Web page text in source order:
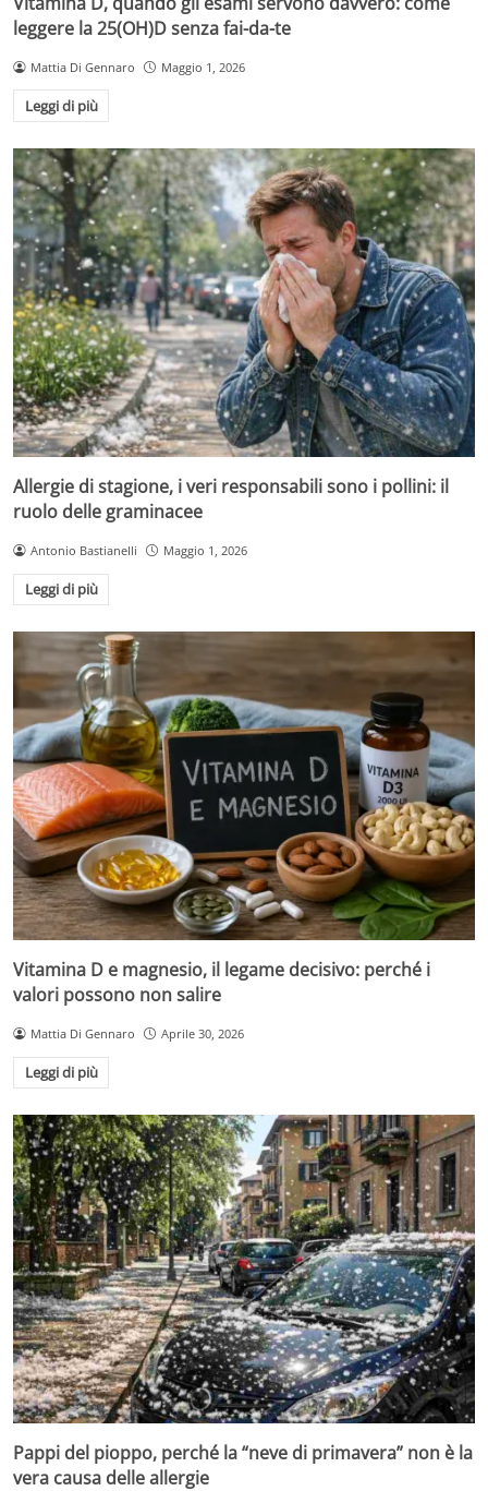
leggere la 25(OH)D senza fai-da-te
Mattia Di Gennaro Maggio 1, 2026
Leggi di più
Allergie di stagione, i veri responsabili sono i pollini: il
ruolo delle graminacee
Antonio Bastianelli Maggio 1, 2026
Leggi di più
Vitamina D e magnesio, il legame decisivo: perché i
valori possono non salire
Mattia Di Gennaro Aprile 30, 2026
Leggi di più
Pappi del pioppo, perché la “neve di primavera” non è la
vera causa delle allergie